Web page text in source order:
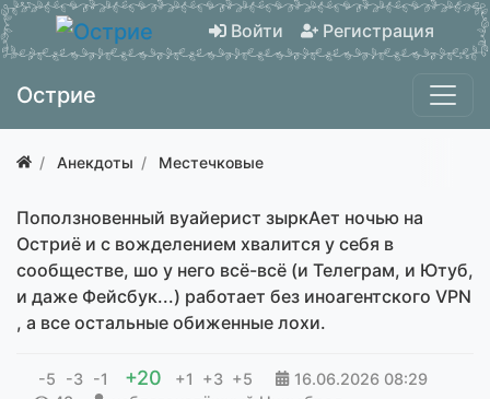
Войти Регистрация
Острие
Анекдоты Местечковые
Поползновенный вуайерист зыркАет ночью на
Остриё и с вожделением хвалится у себя в
сообществе, шо у него всё-всё (и Телеграм, и Ютуб,
и даже Фейсбук...) работает без иноагентского VPN
, а все остальные обиженные лохи.
-5 -3 -1 +20 +1 +3 +5 16.06.2026 08:29